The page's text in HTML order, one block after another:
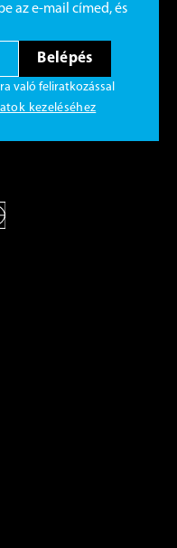
az e-mail címed, és
Belépés
való feliratkozással
kezeléséhez